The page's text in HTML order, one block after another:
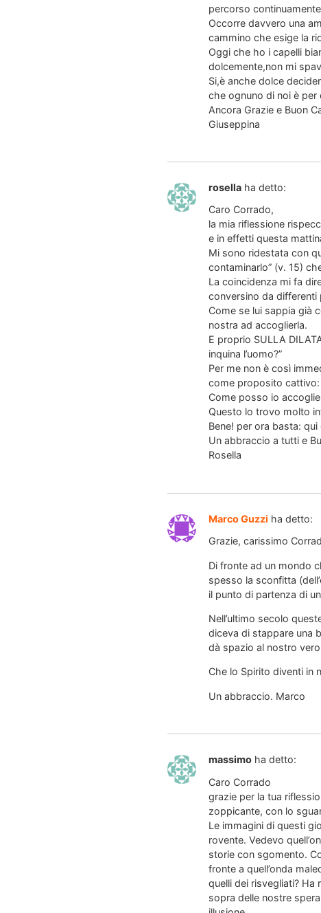
percorso
Occorre davvero una
cammino che esige la
Oggi che ho i capelli
dolcemente,non mi
Si,è anche dolce
che ognuno di noi è per
Ancora Grazie e Buon
Giuseppina
rosella ha detto:
Caro Corrado,
la mia riflessione
e in effetti questa
Mi sono ridestata con
contaminarlo” (v. 15)
La coincidenza mi fa
conversino da differenti
Come se lui sappia già
nostra ad accoglierla.
E proprio SULLA
inquina l’uomo?”
Per me non è così
come proposito
Come posso io
Questo lo trovo molto
Bene! per ora basta:
Un abbraccio a tutti e
Rosella
Marco Guzzi ha detto:
Grazie, carissimo
Di fronte ad un mondo
spesso la sconfitta
il punto di partenza di
Nell’ultimo secolo
diceva di stappare una
dà spazio al nostro
Che lo Spirito diventi in
Un abbraccio. Marco
massimo ha detto:
Caro Corrado
grazie per la tua
zoppicante, con lo
Le immagini di questi
rovente. Vedevo
storie con sgomento.
fronte a quell’onda
quelli dei risvegliati? Ha
sopra delle nostre